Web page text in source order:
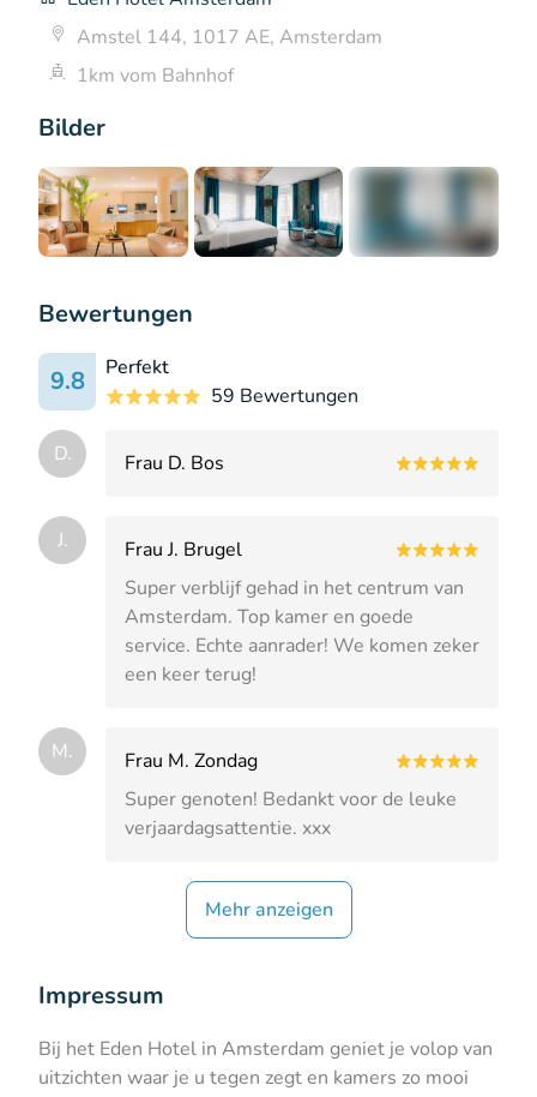
Bilder
Bewertungen
9.8
Perfekt
59 Bewertungen
D. Frau D. Bos
J.
Frau J. Brugel
Super verblijf gehad in het centrum van
Amsterdam. Top kamer en goede
service. Echte aanrader! We komen zeker
een keer terug!
M.
Frau M. Zondag
Super genoten! Bedankt voor de leuke
verjaardagsattentie. xxx
Mehr anzeigen
Amstel 144, 1017 AE, Amsterdam
1km vom Bahnhof
Impressum
Bij het Eden Hotel in Amsterdam geniet je volop van
uitzichten waar je u tegen zegt en kamers zo mooi